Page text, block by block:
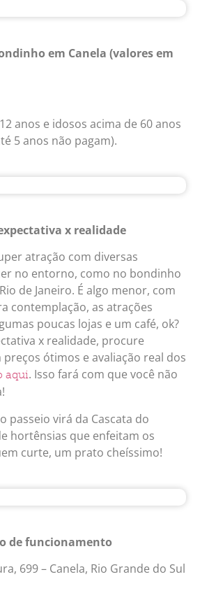
em Canela (valores em
anos e idosos acima de 60 anos
5 anos não pagam).
x realidade
atração com diversas
no entorno, como no bondinho
de Janeiro. É algo menor, com
contemplação, as atrações
poucas lojas e um café, ok?
x realidade, procure
ótimos e avaliação real dos
aqui. Isso fará com que você não
passeio virá da Cascata do
hortênsias que enfeitam os
curte, um prato cheíssimo!
de funcionamento
699 – Canela, Rio Grande do Sul